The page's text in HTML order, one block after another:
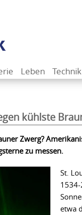
Leben Technik
kühlste
Zwerg?
zu messen.
St.
etwa